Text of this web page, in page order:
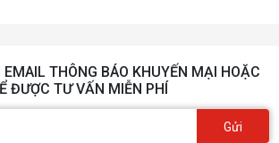
THÔNG BÁO KHUYẾN MẠI HOẶC
ĐƯỢC TƯ VẤN MIỄN PHÍ
Gửi